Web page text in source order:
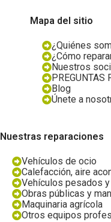
Mapa del sitio
¿Quiénes
¿Cómo
Nuestros
PREGUNTAS
Blog
Únete a
Nuestras reparaciones
Vehículos de ocio
Calefacción, aire
Vehículos pesados
Obras públicas y
Maquinaria agrícola
Otros equipos